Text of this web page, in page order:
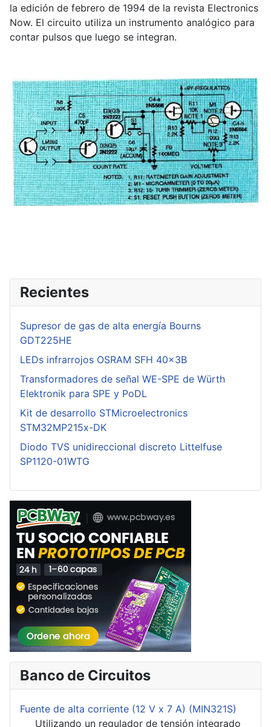
la edición de febrero de 1994 de la revista Electronics
Now. El circuito utiliza un instrumento analógico para
contar pulsos que luego se integran.
Recientes
Supresor de gas de alta energía Bourns
GDT225HE
LEDs infrarrojos OSRAM SFH 40x3B
Transformadores de señal WE-SPE de Würth
Elektronik para SPE y PoDL
Kit de desarrollo STMicroelectronics
STM32MP215x-DK
Diodo TVS unidireccional discreto Littelfuse
SP1120-01WTG
Banco de Circuitos
Fuente de alta corriente (12 V x 7 A) (MIN321S)
Utilizando un regulador de tensión integrado